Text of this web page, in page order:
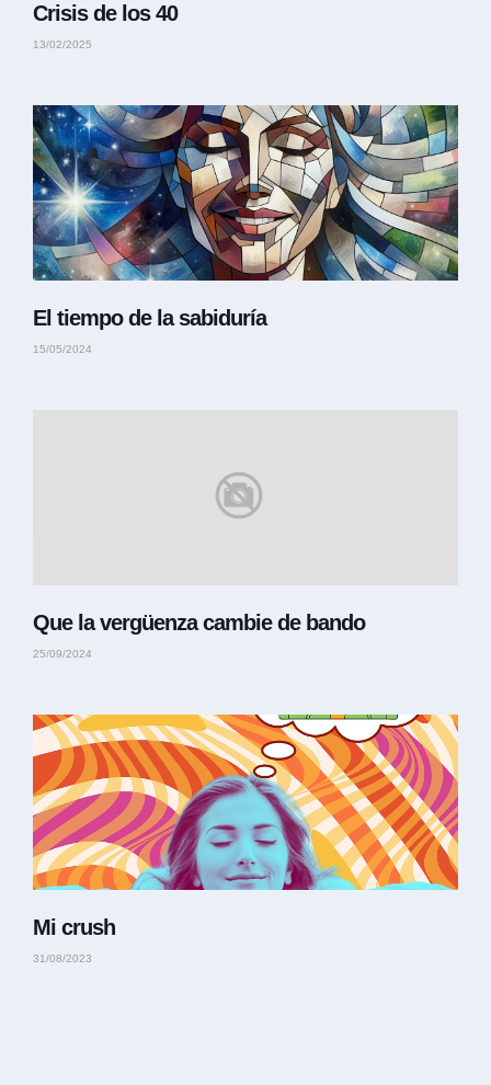
Crisis de los 40
13/02/2025
El tiempo de la sabiduría
15/05/2024
Que la vergüenza cambie de bando
25/09/2024
Mi crush
31/08/2023